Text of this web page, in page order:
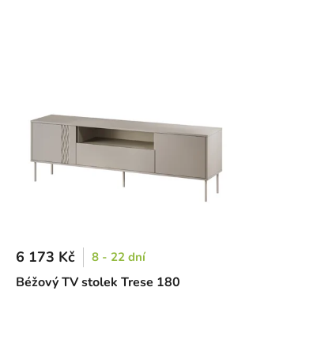
Béžový TV stolek Trese 180
6 173 Kč 8 - 22 dní